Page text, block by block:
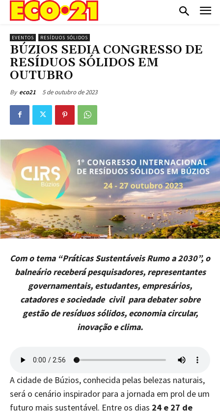
EVENTOS RESÍDUOS SÓLIDOS
BÚZIOS SEDIA CONGRESSO DE
RESÍDUOS SÓLIDOS EM
OUTUBRO
By eco21 5 de outubro de 2023
Com o tema “Práticas Sustentáveis Rumo a 2030”, o
balneário receberá pesquisadores, representantes
governamentais, estudantes, empresários,
catadores e sociedade civil para debater sobre
gestão de resíduos sólidos, economia circular,
inovação e clima.
A cidade de Búzios, conhecida pelas belezas naturais,
será o cenário inspirador para a jornada em prol de um
futuro mais sustentável. Entre os dias 24 e 27 de